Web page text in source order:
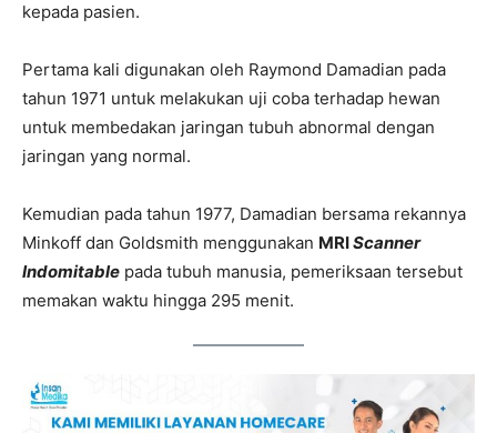
kepada pasien.
Pertama kali digunakan oleh Raymond Damadian pada
tahun 1971 untuk melakukan uji coba terhadap hewan
untuk membedakan jaringan tubuh abnormal dengan
jaringan yang normal.
Kemudian pada tahun 1977, Damadian bersama rekannya
Minkoff dan Goldsmith menggunakan MRIScanner
Indomitable pada tubuh manusia, pemeriksaan tersebut
memakan waktu hingga 295 menit.